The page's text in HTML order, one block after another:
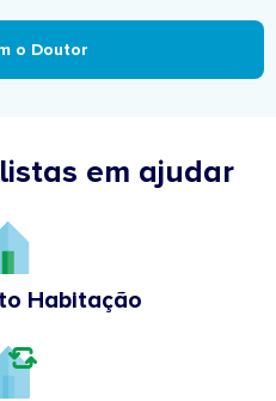
o Doutor
em ajudar
Habitação